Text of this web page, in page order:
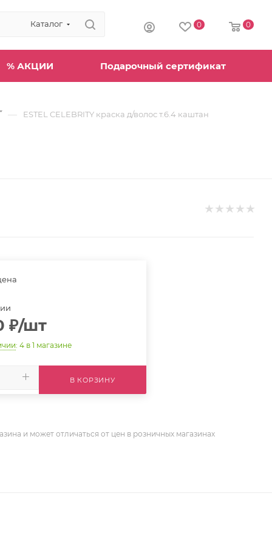
Каталог 0 0
% АКЦИИ Подарочный сертификат
— ESTEL CELEBRITY краска д/волос т.6.4 каштан
₽/шт
: 4 в 1 магазине
В КОРЗИНУ
и может отличаться от цен в розничных магазинах